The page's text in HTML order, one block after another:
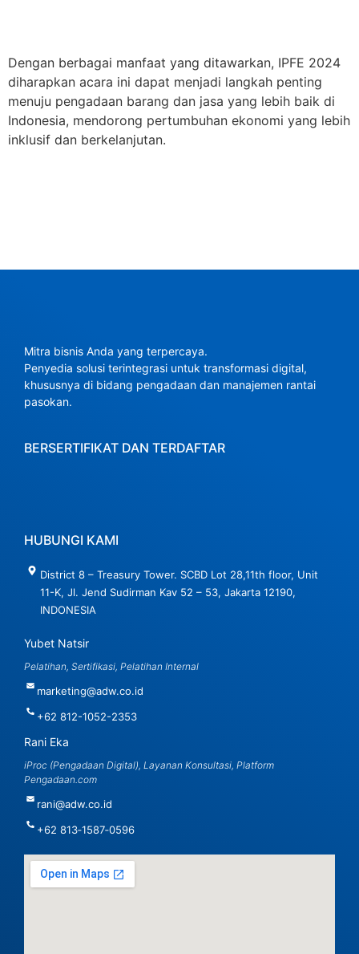
Dengan berbagai manfaat yang ditawarkan, IPFE 2024
diharapkan acara ini dapat menjadi langkah penting
menuju pengadaan barang dan jasa yang lebih baik di
Indonesia, mendorong pertumbuhan ekonomi yang lebih
inklusif dan berkelanjutan.
Mitra bisnis Anda yang terpercaya.
Penyedia solusi terintegrasi untuk transformasi digital,
khususnya di bidang pengadaan dan manajemen rantai
pasokan.
BERSERTIFIKAT DAN TERDAFTAR
HUBUNGI KAMI
District 8 – Treasury Tower. SCBD Lot 28,11th floor, Unit
11-K, Jl. Jend Sudirman Kav 52 – 53, Jakarta 12190,
INDONESIA
Yubet Natsir
Pelatihan, Sertifikasi, Pelatihan Internal
marketing@adw.co.id
+62 812-1052-2353
Rani Eka
iProc (Pengadaan Digital), Layanan Konsultasi, Platform
Pengadaan.com
rani@adw.co.id
‪+62 813‑1587‑0596‬